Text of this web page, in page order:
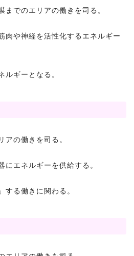
までのエリアの働きを司る。
肉や神経を活性化するエネルギー
ルギーとなる。
アの働きを司る。
にエネルギーを供給する。
する働きに関わる。